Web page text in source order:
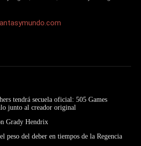
tendrá secuela oficial: 505 Games
junto al creador original
Grady Hendrix
peso del deber en tiempos de la Regencia